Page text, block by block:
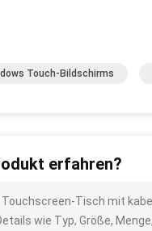
Touch-Bildschirms
erfahren?
Tisch mit
wie Typ, Größe,